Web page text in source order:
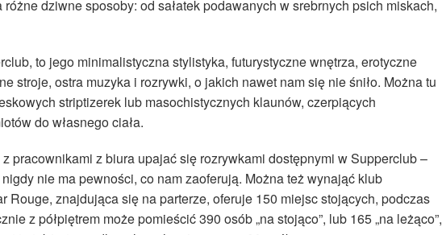
dziwne sposoby: od sałatek podawanych w srebrnych psich miskach,
to jego minimalistyczna stylistyka, futurystyczne wnętrza, erotyczne
stroje, ostra muzyka i rozrywki, o jakich nawet nam się nie śniło. Można tu
striptizerek lub masochistycznych klaunów, czerpiących
do własnego ciała.
pracownikami z biura upajać się rozrywkami dostępnymi w Supperclub –
nie ma pewności, co nam zaoferują. Można też wynająć klub
Rouge, znajdująca się na parterze, oferuje 150 miejsc stojących, podczas
z półpiętrem może pomieścić 390 osób „na stojąco”, lub 165 „na leżąco”,